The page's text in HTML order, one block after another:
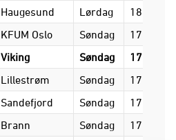
Haugesund Lørdag
18.00
KFUM Oslo Søndag
17.00
Viking Søndag
17.00
Lillestrøm Søndag
17.00
Sandefjord Søndag
17.00
Brann Søndag
17.00